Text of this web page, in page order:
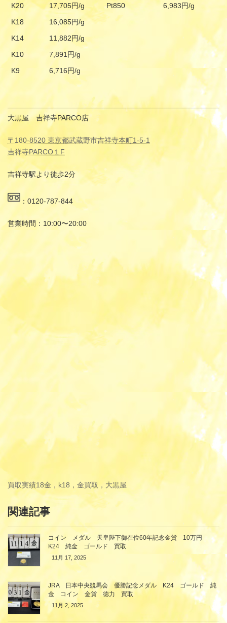
K20
17,705円/g Pt850
6,983円/g
K18
16,085円/g
K14
11,882円/g
K10
7,891円/g
K9
6,716円/g
大黒屋 吉祥寺PARCO店
〒180-8520 東京都武蔵野市吉祥寺本町1-5-1
吉祥寺PARCO１F
吉祥寺駅より徒歩2分
：0120-787-844
営業時間：10:00〜20:00
買取実績18金，k18，金買取，大黒屋
関連記事
コイン メダル 天皇陛下御在位60年記念金貨 10万円
K24 純金 ゴールド 買取
11月 17, 2025
JRA 日本中央競馬会 優勝記念メダル K24 ゴールド 純
金 コイン 金貨 徳力 買取
11月 2, 2025